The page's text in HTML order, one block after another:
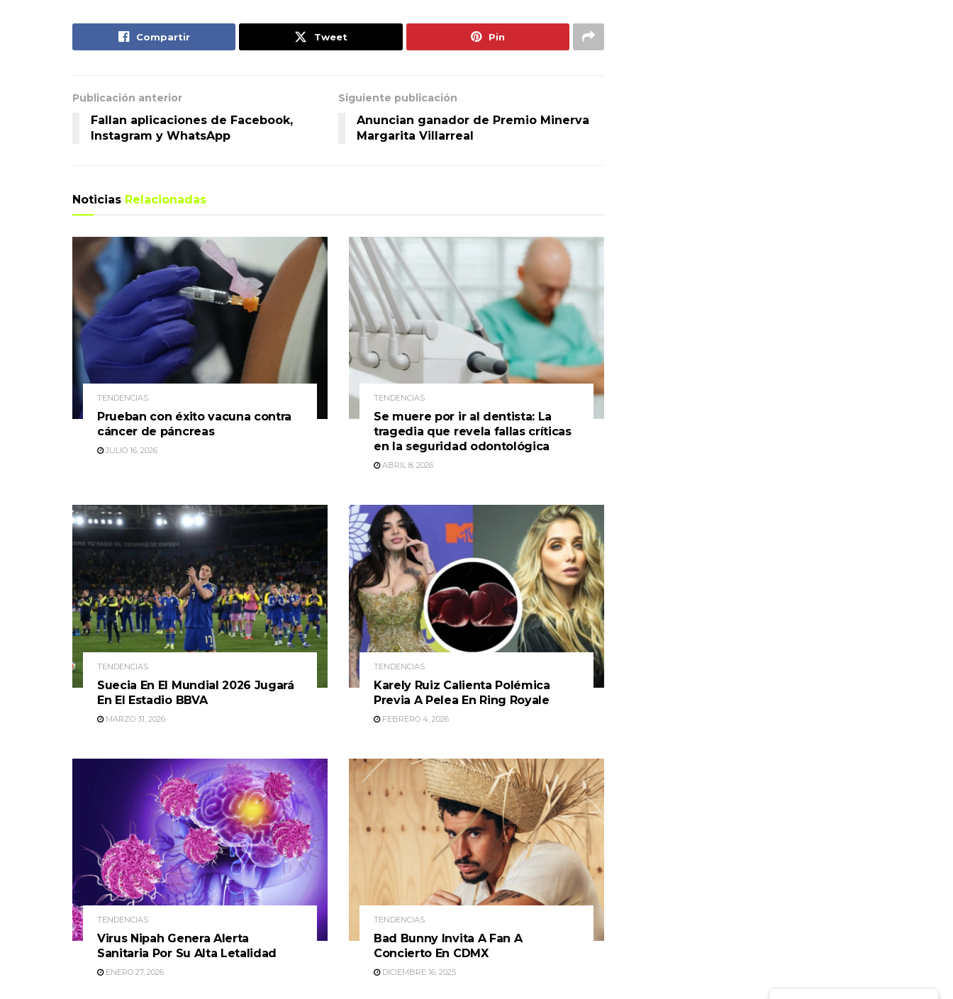
Compartir Tweet Pin
Publicación anterior
Fallan aplicaciones de Facebook,
Instagram y WhatsApp
Siguiente publicación
Anuncian ganador de Premio Minerva
Margarita Villarreal
Noticias Relacionadas
TENDENCIAS
Prueban con éxito vacuna contra
cáncer de páncreas
JULIO 16, 2026
TENDENCIAS
Se muere por ir al dentista: La
tragedia que revela fallas críticas
en la seguridad odontológica
ABRIL 8, 2026
TENDENCIAS
Suecia En El Mundial 2026 Jugará
En El Estadio BBVA
MARZO 31, 2026
TENDENCIAS
Karely Ruiz Calienta Polémica
Previa A Pelea En Ring Royale
FEBRERO 4, 2026
TENDENCIAS
Virus Nipah Genera Alerta
Sanitaria Por Su Alta Letalidad
ENERO 27, 2026
TENDENCIAS
Bad Bunny Invita A Fan A
Concierto En CDMX
DICIEMBRE 16, 2025